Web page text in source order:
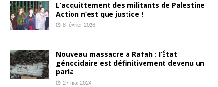
L’acquittement des militants de Palestine
Action n’est que justice !
8 février 2026
Nouveau massacre à Rafah : l’État
génocidaire est définitivement devenu un
paria
27 mai 2024